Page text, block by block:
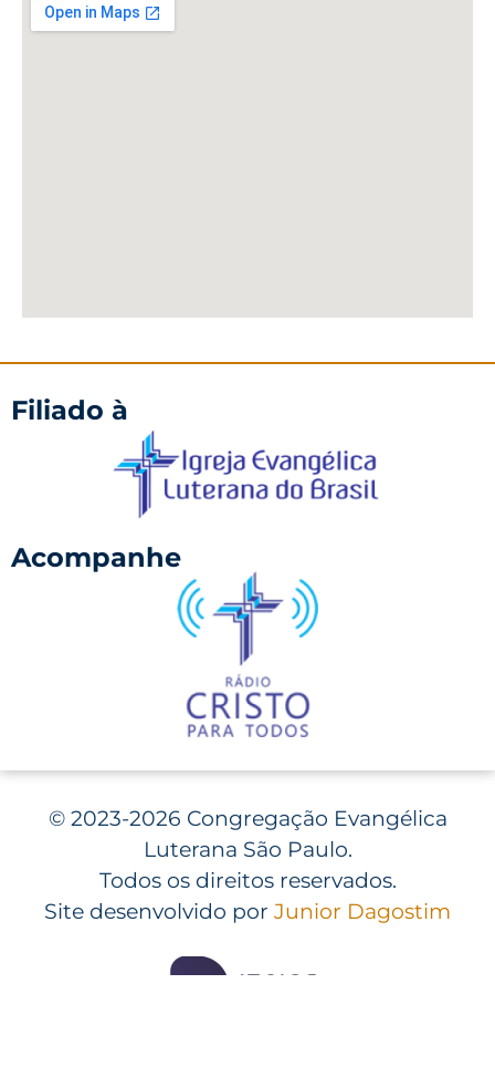
Filiado à
Acompanhe
©2023-2026 Congregação Evangélica
Luterana São Paulo.
Todos os direitos reservados.
Site desenvolvido por Junior Dagostim